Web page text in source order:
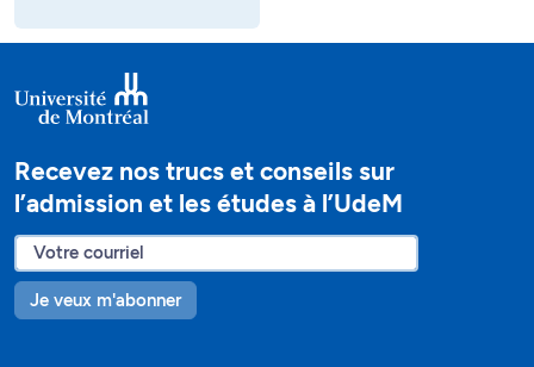
Recevez nos trucs et conseils sur
l’admission et les études à l’UdeM
Je veux m'abonner